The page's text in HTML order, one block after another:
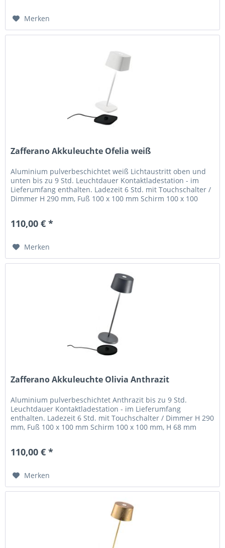
Merken
Zafferano Akkuleuchte Ofelia weiß
Aluminium pulverbeschichtet weiß Lichtaustritt oben und
unten bis zu 9 Std. Leuchtdauer Kontaktladestation - im
Lieferumfang enthalten. Ladezeit 6 Std. mit Touchschalter /
Dimmer H 290 mm, Fuß 100 x 100 mm Schirm 100 x 100
110,00 € *
Merken
Zafferano Akkuleuchte Olivia Anthrazit
Aluminium pulverbeschichtet Anthrazit bis zu 9 Std.
Leuchtdauer Kontaktladestation - im Lieferumfang
enthalten. Ladezeit 6 Std. mit Touchschalter / Dimmer H 290
mm, Fuß 100 x 100 mm Schirm 100 x 100 mm, H 68 mm
110,00 € *
Merken